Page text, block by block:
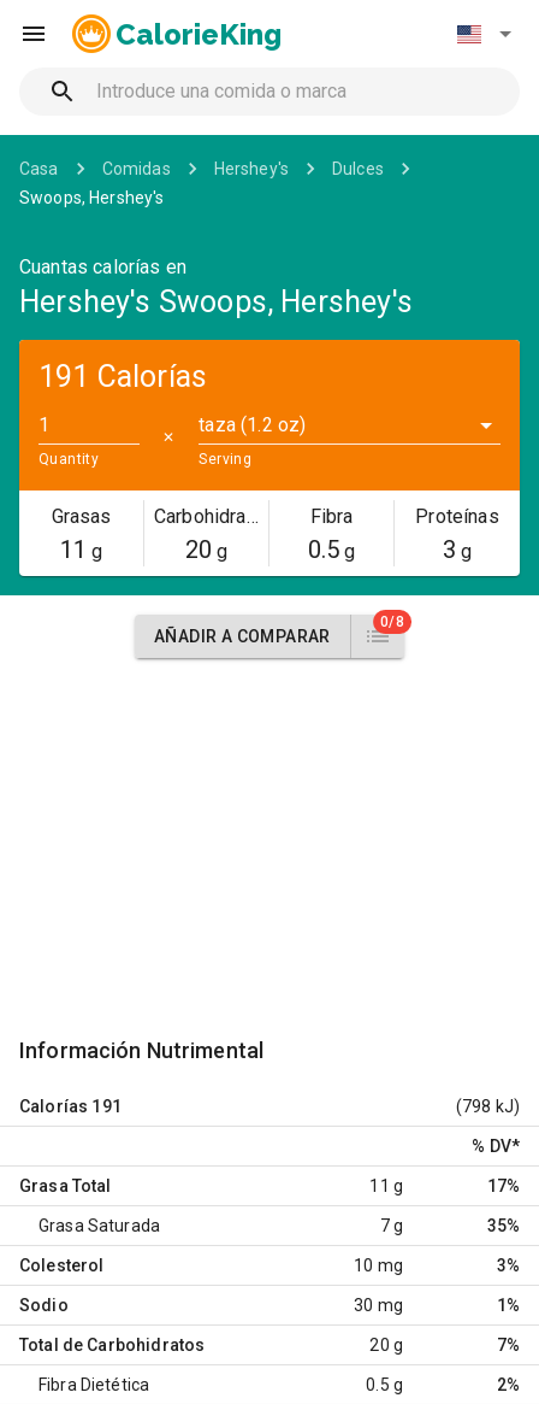
CalorieKing
Casa Comidas Hershey's
Dulces
Swoops, Hershey's
Cuantas calorías en
Hershey's Swoops, Hershey's
191 Calorías
Quantity
✕
taza (1.2 oz)
Serving
Grasas
11 g
Carbohidratos
20 g
Fibra
0.5g
Proteínas
3 g
AÑADIR A COMPARAR
0/8
Información Nutrimental
Calorías 191 (798 kJ)
% DV*
Grasa Total 11 g 17%
Grasa Saturada 7 g 35%
Colesterol 10 mg 3%
Sodio 30 mg 1%
Total de Carbohidratos 20 g 7%
Fibra Dietética 0.5 g 2%